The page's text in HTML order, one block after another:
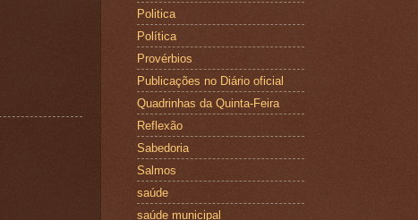
Politica
Política
Provérbios
Publicações no Diário oficial
Quadrinhas da Quinta-Feira
Reflexão
Sabedoria
Salmos
saúde
saúde municipal